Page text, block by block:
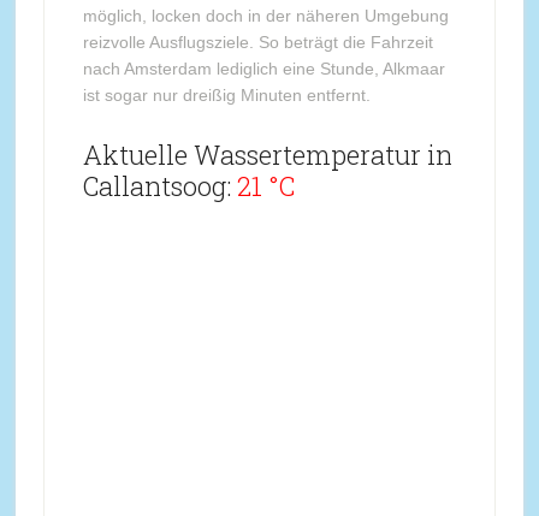
möglich, locken doch in der näheren Umgebung
reizvolle Ausflugsziele. So beträgt die Fahrzeit
nach Amsterdam lediglich eine Stunde, Alkmaar
ist sogar nur dreißig Minuten entfernt.
Aktuelle Wassertemperatur in
Callantsoog: 21 °C